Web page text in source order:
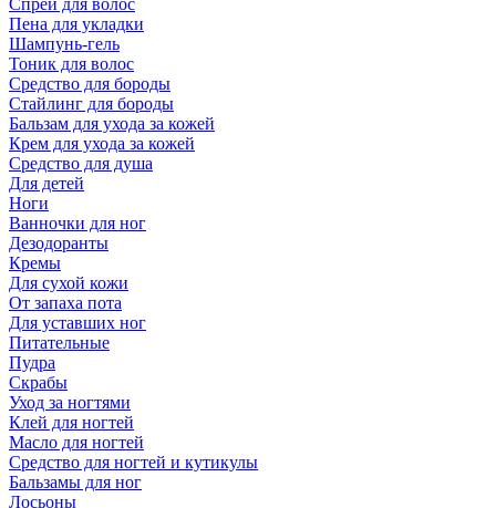
Спрей для волос
Пена для укладки
Шампунь-гель
Тоник для волос
Средство для бороды
Стайлинг для бороды
Бальзам для ухода за кожей
Крем для ухода за кожей
Средство для душа
Для детей
Ноги
Ванночки для ног
Дезодоранты
Кремы
Для сухой кожи
От запаха пота
Для уставших ног
Питательные
Пудра
Скрабы
Уход за ногтями
Клей для ногтей
Масло для ногтей
Средство для ногтей и кутикулы
Бальзамы для ног
Лосьоны